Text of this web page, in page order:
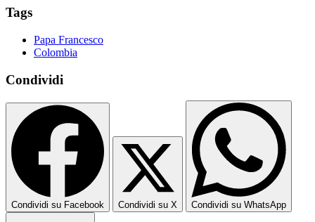
Tags
Papa Francesco
Colombia
Condividi
Condividi su Facebook Condividi su X Condividi su WhatsApp